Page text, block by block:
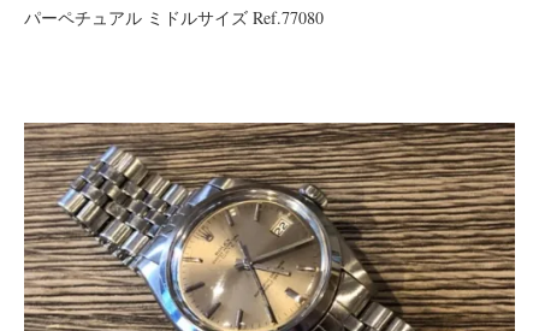
パーペチュアル ミドルサイズ Ref.77080